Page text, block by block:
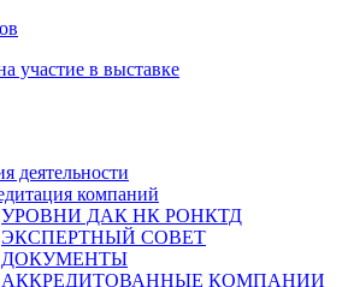
участие в выставке
деятельности
компаний
УРОВНИ ДАК НК РОНКТД
ЭКСПЕРТНЫЙ СОВЕТ
ДОКУМЕНТЫ
АККРЕДИТОВАННЫЕ КОМПАНИИ